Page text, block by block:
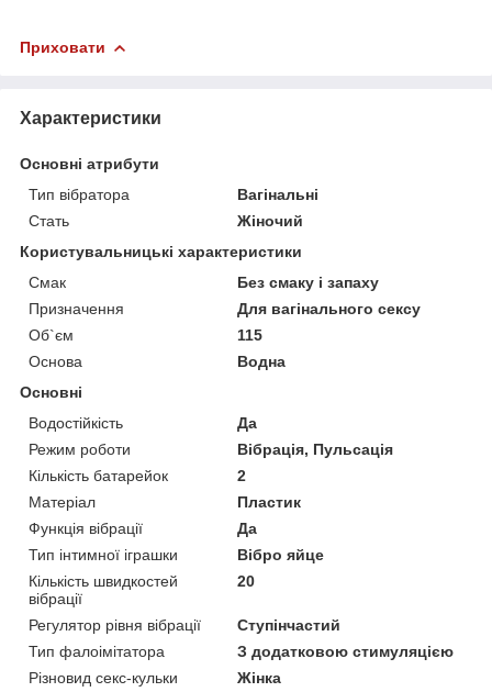
Приховати
Характеристики
Основні атрибути
Тип вібратора
Вагінальні
Стать
Жіночий
Користувальницькі характеристики
Смак
Без смаку і запаху
Призначення
Для вагінального сексу
Об`єм
115
Основа
Водна
Основні
Водостійкість
Да
Режим роботи
Вібрація, Пульсація
Кількість батарейок
2
Матеріал
Пластик
Функція вібрації
Да
Тип інтимної іграшки
Вібро яйце
Кількість швидкостей
вібрації
20
Регулятор рівня вібрації
Ступінчастий
Тип фалоімітатора
З додатковою стимуляцією
Різновид секс-кульки
Жінка